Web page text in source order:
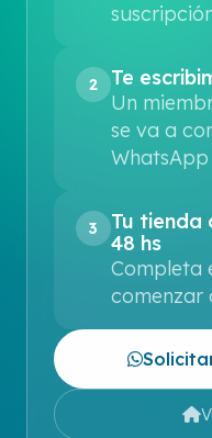
2
Te
Un
se va a
3
Tu tienda
48 hs
Completa
comenzar